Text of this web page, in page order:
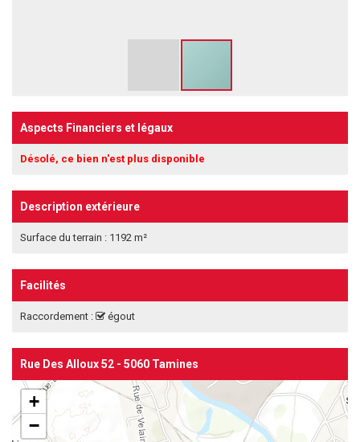
Aspects Financiers et légaux
Désolé, ce bien n'est plus disponible
Description extérieure
Surface du terrain : 1192 m²
Facilités
Raccordement : égout
Rue Des Alloux 52 - 5060 Tamines
+
−